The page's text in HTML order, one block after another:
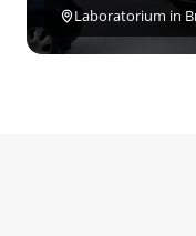
Laboratorium in